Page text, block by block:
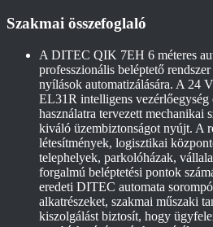
Szakmai összefoglaló
A DITEC QIK 7EH 6 méteres
professzionális beléptető
nyílások automatizálására. A 24
EL31R intelligens
használatra tervezett mechanikai
kiváló üzembiztonságot nyújt. A
létesítmények, logisztikai
telephelyek, parkolóházak,
forgalmú beléptetési pontok
eredeti DITEC automata
alkatrészeket, szakmai műszaki
kiszolgálást biztosít, hogy